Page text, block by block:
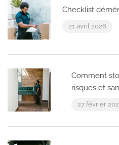
Checklist
21 avril 2026
Comment
risques et
27 février